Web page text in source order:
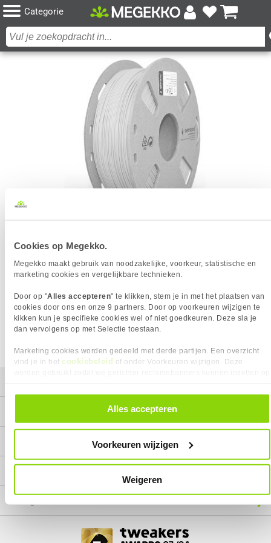
Cookies op Megekko.
Megekko maakt gebruik van noodzakelijke, voorkeur, statistische en
marketing cookies en vergelijkbare technieken.
Door op "Alles accepteren" te klikken, stem je in met het plaatsen van
cookies door ons en onze 9 partners. Door op voorkeuren wijzigen te
kikken kun je specifieke cookies wel of niet goedkeuren. Deze sla je
dan vervolgens op met Selectie toestaan.
Marketing cookies worden gedeeld met derde partijen. Een overzicht
vind je in het cookiebeleid of onder Voorkeuren wijzigen. Deze
alle cookies. Je kunt je gegeven toestemming altijd intrekken, dit doe je
door in de footer van onze website te klikken op ‘Cookievoorkeuren’
Alles accepteren
Voorkeuren wijzigen
Weigeren
Categorie
GEMBIRD 3DP-PLA-01-MTO 3D-PRINTMATERIAAL
POLYMELKZUUR ORANJE 1 KG
Het product dat je zocht is helaas niet meer beschikbaar.
Wij doen ons uiterste best om al onze producten zo lang
mogelijk leverbaar te houden.
Helaas is dit product op dit
moment bij geen van onze leveranciers leverbaar.
We helpen je graag met een ander product uit de categorie